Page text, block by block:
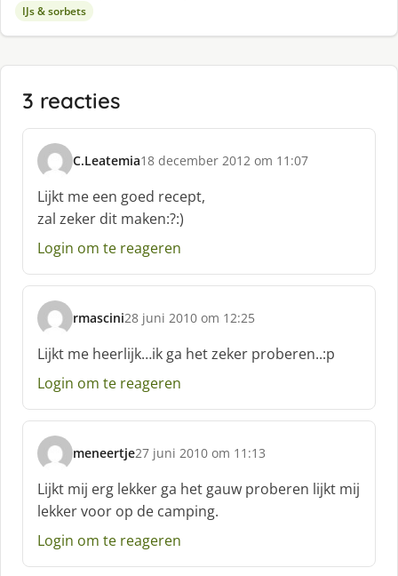
IJs & sorbets
3 reacties
C.Leatemia
s
c
h
r
e
f
18 december 2012 om 11:07
Lijkt me een goed recept,
zal zeker dit maken:?:)
Login om te reageren
rmascini
s
c
h
r
e
f
:
28 juni 2010 om 12:25
Lijkt me heerlijk…ik ga het zeker proberen..:p
Login om te reageren
meneertje
s
c
h
r
e
27 juni 2010 om 11:13
Lijkt mij erg lekker ga het gauw proberen lijkt mij
lekker voor op de camping.
Login om te reageren